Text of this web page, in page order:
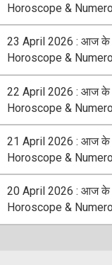
Horoscope &
23 April 2026 : आज के
Horoscope &
22 April 2026 : आज के
Horoscope &
21 April 2026 : आज के
Horoscope &
20 April 2026 : आज के
Horoscope &